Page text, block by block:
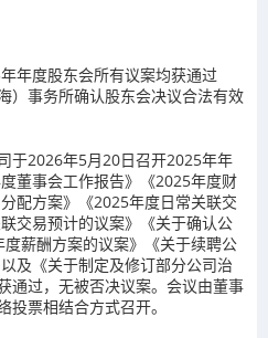
年度股东会所有议案均获通过
）事务所确认股东会决议合法有效
于2026年5月20日召开2025年年
董事会工作报告》《2025年度财
配方案》《2025年度日常关联交
交易预计的议案》《关于确认公
薪酬方案的议案》《关于续聘公
及《关于制定及修订部分公司治
通过，无被否决议案。会议由董事
票相结合方式召开。